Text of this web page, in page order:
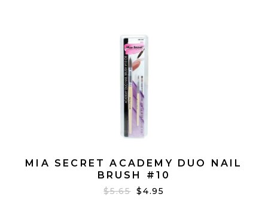
MIA SECRET ACADEMY DUO NAIL
BRUSH #10
$5.65 $4.95